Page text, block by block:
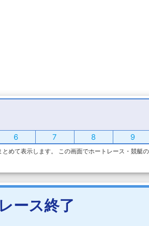
6 7 8 9
めて表示します。 この画面でホートレース・競艇
レース終了